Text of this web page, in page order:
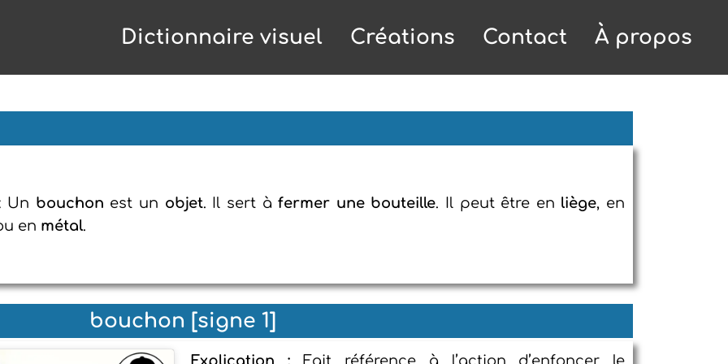
Dictionnaire visuel Créations Contact À propos
Un bouchon est un objet. Il sert àfermer une bouteille. Il peut être en liège, en
en métal.
bouchon [signe 1]
Explication :Fait référence à l’action d’enfoncer le